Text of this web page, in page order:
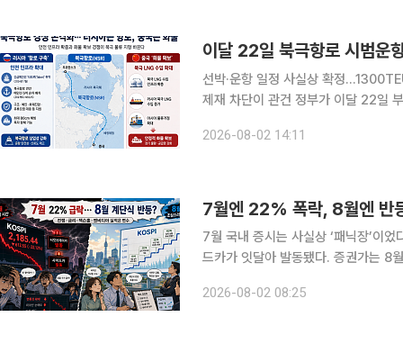
이달 22일 북극항로 시범운
선박·운항 일정 사실상 확정
제재 차단이 관건 정부가 이달 22일 부산항 출항을 목표로 북극항로 시범운항에 나설 예정인 가운
러시아 제재 문제가 마지막 변수로 떠
2026-08-02 14:11
7월엔 22% 폭락, 8월엔 반
7월 국내 증시는 사실상 ‘패닉장’이
드카가 잇달아 발동됐다. 증권가는 8
소에 따르면 7월 한 달 코스피는
2026-08-02 08:25